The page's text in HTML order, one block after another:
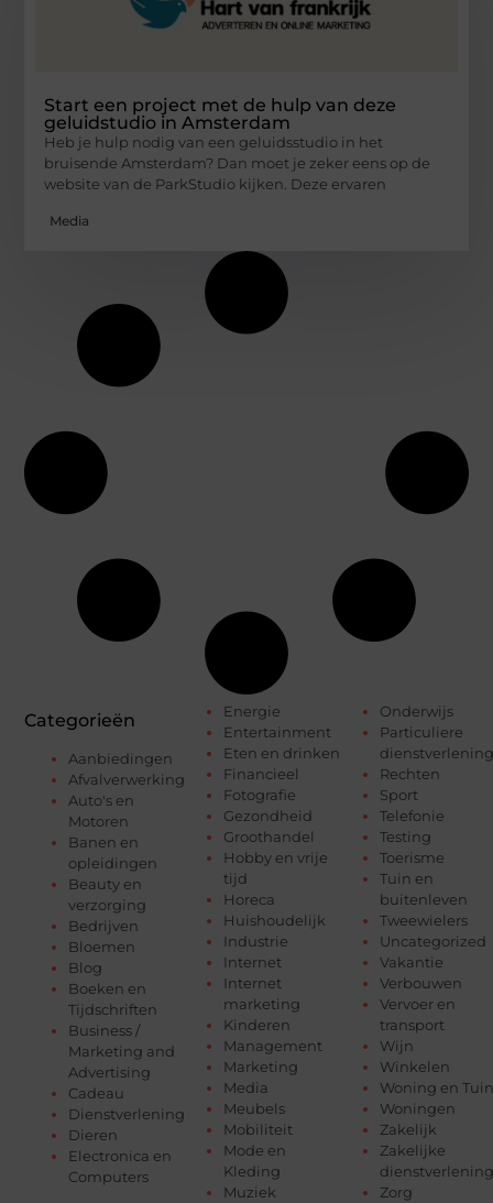
Start een project met de hulp van deze
geluidstudio in Amsterdam
Heb je hulp nodig van een geluidsstudio in het
bruisende Amsterdam? Dan moet je zeker eens op de
website van de ParkStudio kijken. Deze ervaren
Media
Categorieën
Aanbiedingen
Afvalverwerking
Auto's en
Motoren
Banen en
opleidingen
Beauty en
verzorging
Bedrijven
Bloemen
Blog
Boeken en
Tijdschriften
Business /
Marketing and
Advertising
Cadeau
Dienstverlening
Dieren
Electronica en
Computers
Energie
Entertainment
Eten en drinken
Financieel
Fotografie
Gezondheid
Groothandel
Hobby en vrije
tijd
Horeca
Huishoudelijk
Industrie
Internet
Internet
marketing
Kinderen
Management
Marketing
Media
Meubels
Mobiliteit
Mode en
Kleding
Muziek
Onderwijs
Particuliere
dienstverlening
Rechten
Sport
Telefonie
Testing
Toerisme
Tuin en
buitenleven
Tweewielers
Uncategorized
Vakantie
Verbouwen
Vervoer en
transport
Wijn
Winkelen
Woning en Tuin
Woningen
Zakelijk
Zakelijke
dienstverlening
Zorg